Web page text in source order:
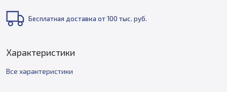
Бесплатная доставка от 100 тыс. руб.
Характеристики
Все характеристики